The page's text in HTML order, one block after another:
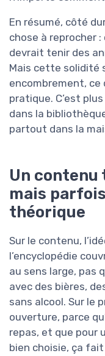
En résumé, côté
chose à reprocher
devrait tenir des
Mais cette solidité
encombrement, ce
pratique. C’est
dans la
partout dans la
Un contenu
mais
théorique
Sur le contenu,
l’encyclopédie
au sens large, pas
avec des bières,
sans alcool. Sur le
ouverture, parce
repas, et que pour
bien choisie, ça